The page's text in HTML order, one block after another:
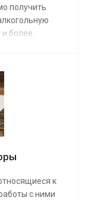
получить
более.
к
с ними